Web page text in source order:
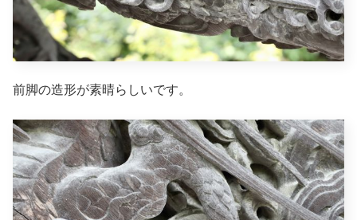
前脚の造形が素晴らしいです。